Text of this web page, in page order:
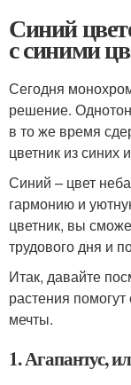
Синий
с синими
Сегодня
решение.
в то же время
цветник из синих
Синий – цвет
гармонию и
цветник, вы
трудового дня и
Итак, давайте
растения
мечты.
1. Агапантус,